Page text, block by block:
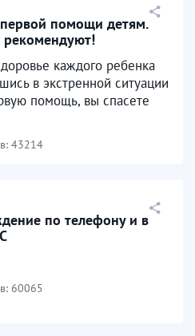
помощи детям.
рекомендуют!
каждого ребенка
в экстренной ситуации
помощь, вы спасете
43214
по телефону и в
60065